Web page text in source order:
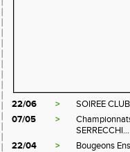
22/06 >
SOIREE
07/05
>
SERRECCHI...
22/04
>
Bougeons